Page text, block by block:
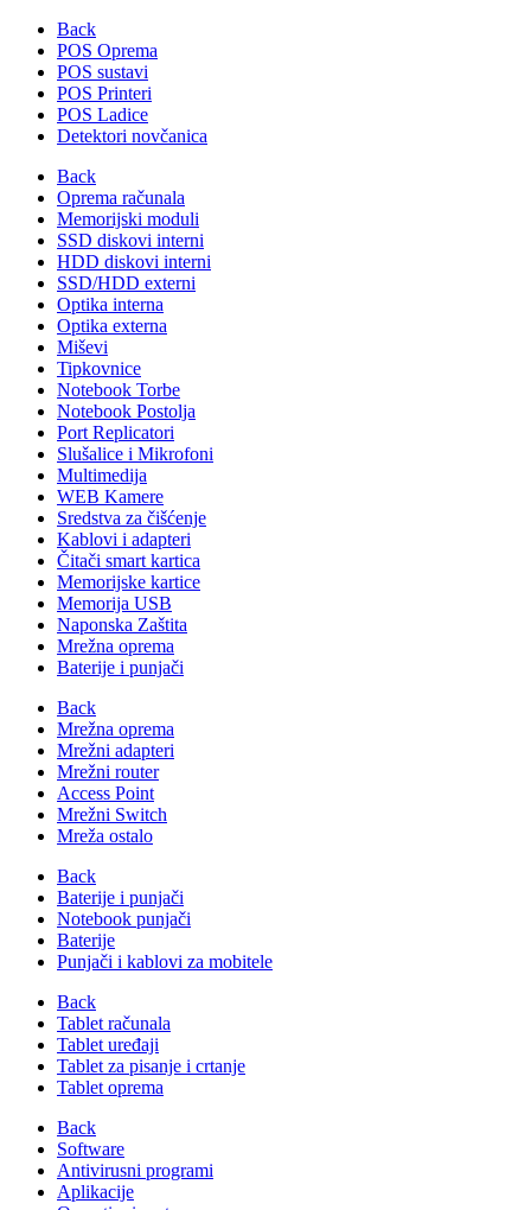
Back
POS Oprema
POS sustavi
POS Printeri
POS Ladice
Detektori novčanica
Back
Oprema računala
Memorijski moduli
SSD diskovi interni
HDD diskovi interni
SSD/HDD externi
Optika interna
Optika externa
Miševi
Tipkovnice
Notebook Torbe
Notebook Postolja
Port Replicatori
Slušalice i Mikrofoni
Multimedija
WEB Kamere
Sredstva za čišćenje
Kablovi i adapteri
Čitači smart kartica
Memorijske kartice
Memorija USB
Naponska Zaštita
Mrežna oprema
Baterije i punjači
Back
Mrežna oprema
Mrežni adapteri
Mrežni router
Access Point
Mrežni Switch
Mreža ostalo
Back
Baterije i punjači
Notebook punjači
Baterije
Punjači i kablovi za mobitele
Back
Tablet računala
Tablet uređaji
Tablet za pisanje i crtanje
Tablet oprema
Back
Software
Antivirusni programi
Aplikacije